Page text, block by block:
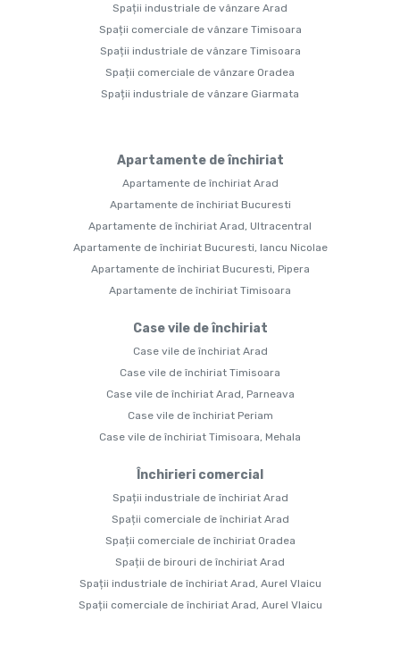
Spații industriale de vânzare Arad
Spații comerciale de vânzare Timisoara
Spații industriale de vânzare Timisoara
Spații comerciale de vânzare Oradea
Spații industriale de vânzare Giarmata
Apartamente de închiriat
Apartamente de închiriat Arad
Apartamente de închiriat Bucuresti
Apartamente de închiriat Arad, Ultracentral
Apartamente de închiriat Bucuresti, Iancu Nicolae
Apartamente de închiriat Bucuresti, Pipera
Apartamente de închiriat Timisoara
Case vile de închiriat
Case vile de închiriat Arad
Case vile de închiriat Timisoara
Case vile de închiriat Arad, Parneava
Case vile de închiriat Periam
Case vile de închiriat Timisoara, Mehala
Închirieri comercial
Spații industriale de închiriat Arad
Spații comerciale de închiriat Arad
Spații comerciale de închiriat Oradea
Spații de birouri de închiriat Arad
Spații industriale de închiriat Arad, Aurel Vlaicu
Spații comerciale de închiriat Arad, Aurel Vlaicu